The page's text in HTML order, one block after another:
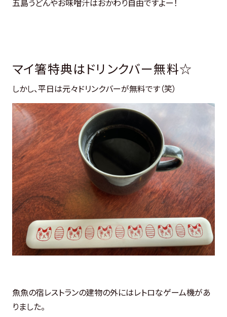
五島うどんやお味噌汁はおかわり自由ですよー！
マイ箸特典はドリンクバー無料☆
しかし、平日は元々ドリンクバーが無料です（笑）
魚魚の宿レストランの建物の外にはレトロなゲーム機があ
りました。